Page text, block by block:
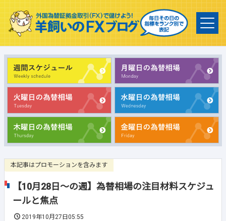
本記事はプロモーションを含みます
【10月28日～の週】為替相場の注目材料スケジュ
ールと焦点
2019年10月27日05:55